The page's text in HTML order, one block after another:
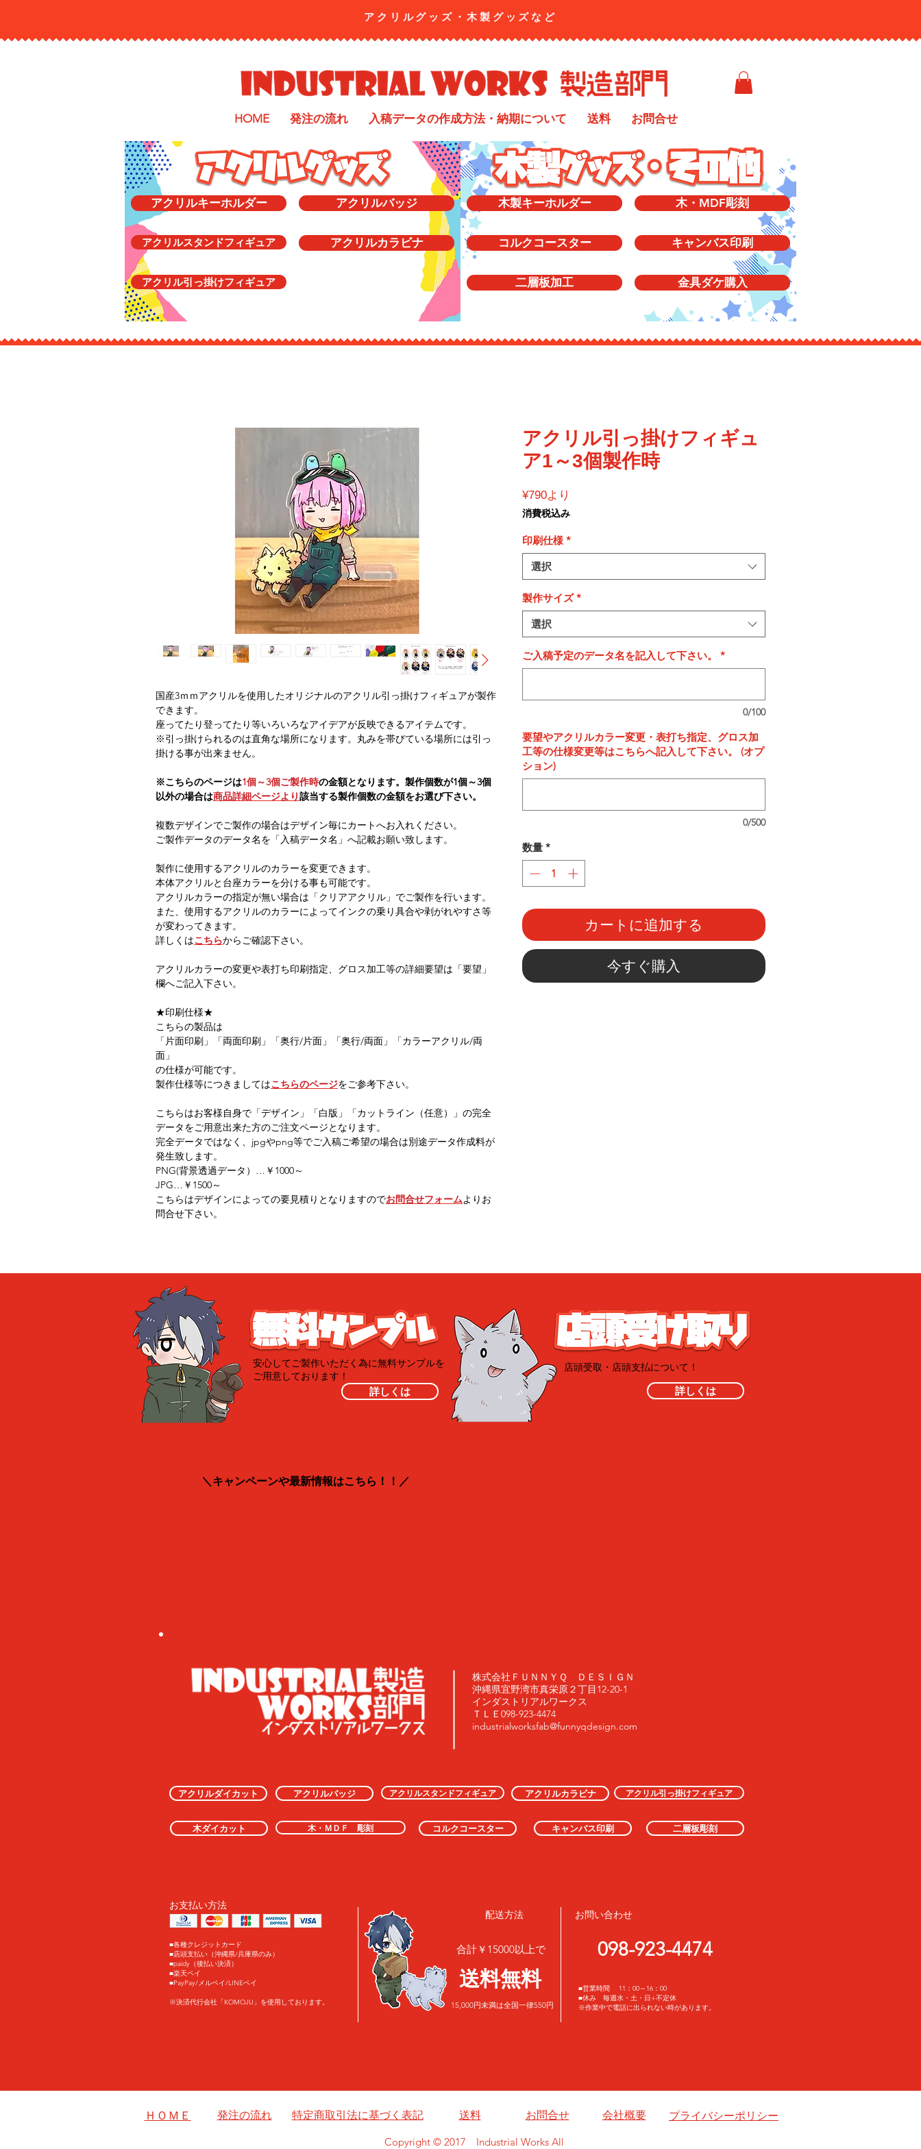
アクリルグッズ・​木製グッズなど
HOME 発注の流れ 入稿データの作成方法・納期について 送料 お問合せ
アクリルキーホルダー
アクリルスタンドフィギュア
アクリルバッジ
アクリルカラビナ
アクリル引っ掛けフィギュア
木製キーホルダー
コルクコースター
木・MDF彫刻
キャンバス印刷
二層板加工 金具ダケ購入
国産3ｍｍアクリルを使用したオリジナルのアクリル引っ掛けフィギュアが製作
できます。
座ってたり登ってたり等いろいろなアイデアが反映できるアイテムです。
※引っ掛けられるのは直角な場所になります。丸みを帯びている場所には引っ
掛ける事が出来ません。
※こちらのページは1個～3個ご製作時の金額となります。製作個数が1個～3個
以外の場合は商品詳細ページより該当する製作個数の金額をお選び下さい。
複数デザインでご製作の場合はデザイン毎にカートへお入れください。
ご製作データのデータ名を「入稿データ名」へ記載お願い致します。
製作に使用するアクリルのカラーを変更できます。
本体アクリルと台座カラーを分ける事も可能です。
アクリルカラーの指定が無い場合は「クリアアクリル」でご製作を行います。
また、使用するアクリルのカラーによってインクの乗り具合や剥がれやすさ等
が変わってきます。
詳しくはこちらからご確認下さい。
アクリルカラーの変更や表打ち印刷指定、グロス加工等の詳細要望は「要望」
欄へご記入下さい。
★印刷仕様★
こちらの製品は
「片面印刷」「両面印刷」「奥行/片面」「奥行/両面」「カラーアクリル/両
面」
の仕様が可能です。
製作仕様等につきましてはこちらのページをご参考下さい。
こちらはお客様自身で「デザイン」「白版」「カットライン（任意）」の完全
データをご用意出来た方のご注文ページとなります。
完全データではなく、jpgやpng等でご入稿ご希望の場合は別途データ作成料が
発生致します。
PNG(背景透過データ）…￥1000～
JPG…￥1500～
こちらはデザインによっての要見積りとなりますのでお問合せフォームよりお
問合せ下さい。
アクリル引っ掛けフィギュ
ア1～3個製作時
¥790より
価
格
消費税込み
印刷仕様 *
選択
製作サイズ *
選択
ご入稿予定のデータ名を記入して下さい。 *
0/100
要望やアクリルカラー変更・表打ち指定、グロス加
工等の仕様変更等はこちらへ記入して下さい。 (オプ
ション)
0/500
数量 *
カートに追加する
今すぐ購入
安心してご製作いただく為に無料サンプルを
ご用意しております！
詳しくは
​店頭受取・店頭支払について！
詳しくは
＼キャンペーンや最新情報はこちら！！／
株式会社ＦＵＮＮＹＱ ＤＥＳＩＧＮ
沖縄県宜野湾市真栄原２丁目12-20-1
インダストリアルワークス
ＴＬＥ098-923-4474
industrialworksfab@funnyqdesign.com
アクリルダイカット アクリルバッジ アクリルスタンドフィギュア アクリルカラビナ アクリル引っ掛けフィギュア
木ダイカット 木・ＭＤＦ 彫刻 コルクコースター キャンバス印刷 二層板彫刻
お支払い方法
■各種クレジットカード
■店頭支払い（沖縄県/兵庫県のみ）
■paidy（後払い決済）
​■楽天ペイ
​■PayPay/メルペイ/LINEペイ
※決済代行会社「KOMOJU」を使用しております。
配送方法
合計￥15000以上で
​送料無料
15,000円未満は全国一律550円
お問い合わせ
098-923-4474
■営業時間 11：00～16：00
■休み 毎週水・土・日+不定休
※作業中で電話に出られない時があります。
ＨＯＭＥ 発注の流れ 特定商取引法に基づく表記 送料 お問合せ 会社概要
プライバシーポリシー
Copyright © 2017 Industrial Works All